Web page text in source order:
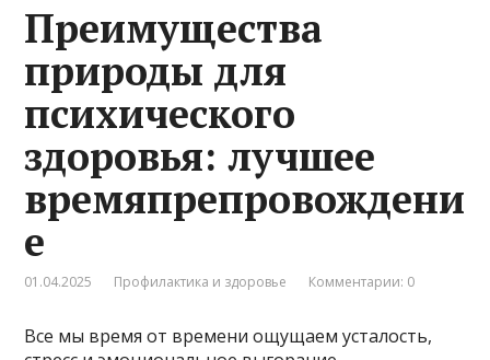
Преимущества
природы для
психического
здоровья: лучшее
времяпрепровождени
е
01.04.2025 Профилактика и здоровье Комментарии: 0
Все мы время от времени ощущаем усталость,